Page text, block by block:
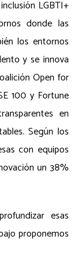
LGBTI+
donde las
los entornos
y se innova
Open for
100 y Fortune
en
Según los
con equipos
un 38%
esas
proponemos